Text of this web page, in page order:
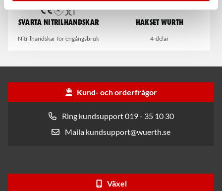
Svarta nitrilhandskar
Nitrilhandskar för engångsbruk
Hakset Wurth
4-delar
Kund- och orderfrågor
Ring kundsupport 019 - 35 10 30
Maila kundsupport@wuerth.se
Växel